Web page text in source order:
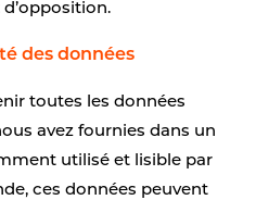
des données
toutes les données
avez fournies dans un
utilisé et lisible par
ces données peuvent